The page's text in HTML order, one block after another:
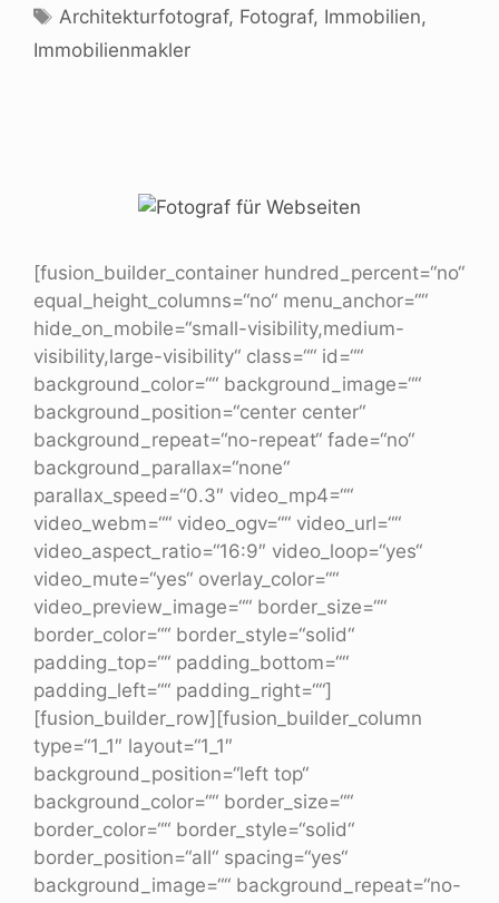
Architekturfotograf, Fotograf, Immobilien,
Immobilienmakler
[fusion_builder_container hundred_percent=“no“
equal_height_columns=“no“ menu_anchor=““
hide_on_mobile=“small-visibility,medium-
visibility,large-visibility“ class=““ id=““
background_color=““ background_image=““
background_position=“center center“
background_repeat=“no-repeat“ fade=“no“
background_parallax=“none“
parallax_speed=“0.3″ video_mp4=““
video_webm=““ video_ogv=““ video_url=““
video_aspect_ratio=“16:9″ video_loop=“yes“
video_mute=“yes“ overlay_color=““
video_preview_image=““ border_size=““
border_color=““ border_style=“solid“
padding_top=““ padding_bottom=““
padding_left=““ padding_right=““]
[fusion_builder_row][fusion_builder_column
type=“1_1″ layout=“1_1″
background_position=“left top“
background_color=““ border_size=““
border_color=““ border_style=“solid“
border_position=“all“ spacing=“yes“
background_image=““ background_repeat=“no-